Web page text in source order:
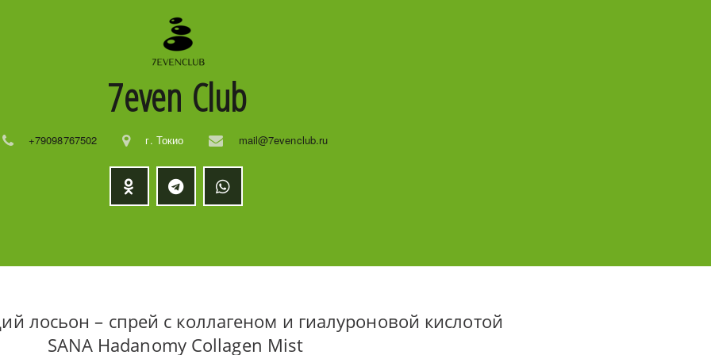
7even Club
+79098767502 г. Токио mail@7evenclub.ru
лосьон – спрей с коллагеном и гиалуроновой кислотой
SANA Hadanomy Collagen Mist